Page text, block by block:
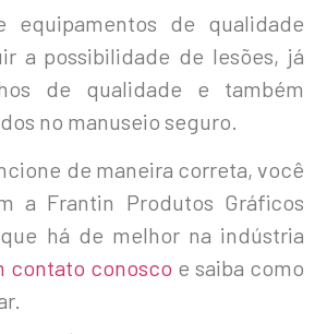
equipamentos de qualidade
a possibilidade de lesões, já
de qualidade e também
no manuseio seguro.
de maneira correta, você
a Frantin Produtos Gráficos
há de melhor na indústria
contato conosco e saiba como